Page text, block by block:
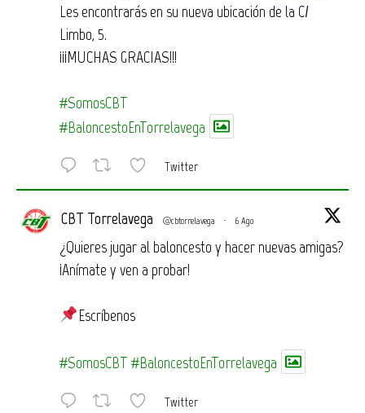
Les encontrarás en su nueva ubicación de la C/
Limbo, 5.
¡¡¡MUCHAS GRACIAS!!!
#SomosCBT
#BaloncestoEnTorrelavega
Twitter
CBT Torrelavega @cbtorrelavega · 6 Ago
¿Quieres jugar al baloncesto y hacer nuevas amigas?
¡Anímate y ven a probar!
Escríbenos
#SomosCBT #BaloncestoEnTorrelavega
Twitter